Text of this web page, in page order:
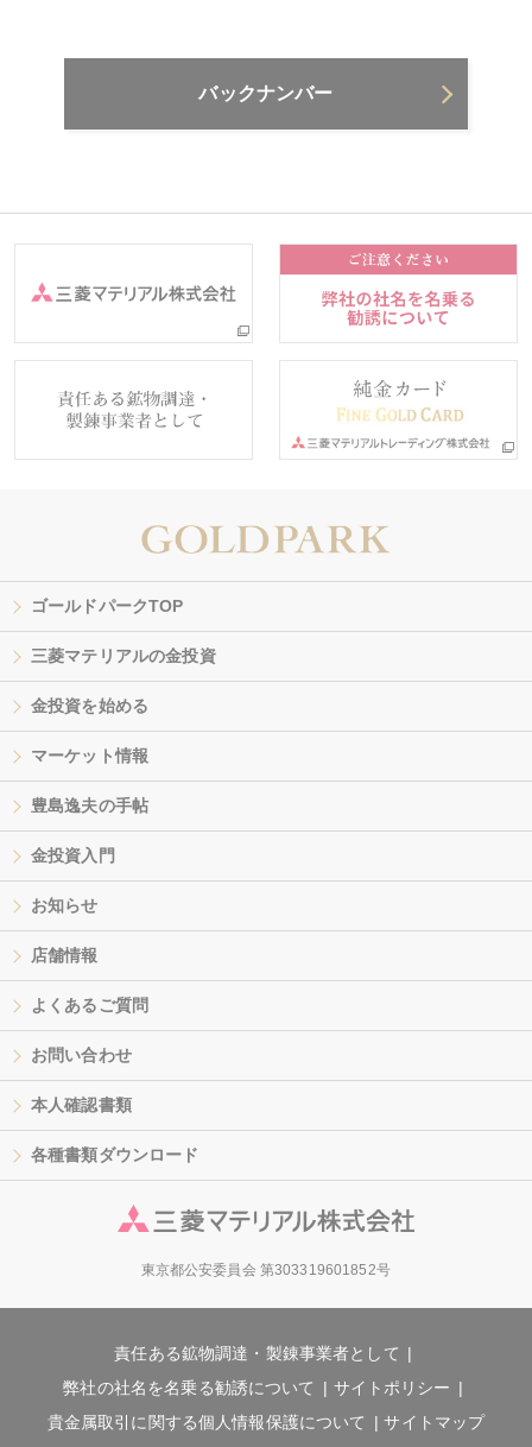
バックナンバー
ゴールドパークTOP
三菱マテリアルの金投資
金投資を始める
マーケット情報
豊島逸夫の手帖
金投資入門
お知らせ
店舗情報
よくあるご質問
お問い合わせ
本人確認書類
各種書類ダウンロード
東京都公安委員会 第303319601852号
責任ある鉱物調達・製錬事業者として
弊社の社名を名乗る勧誘について
サイトポリシー
貴金属取引に関する個人情報保護について
サイトマップ